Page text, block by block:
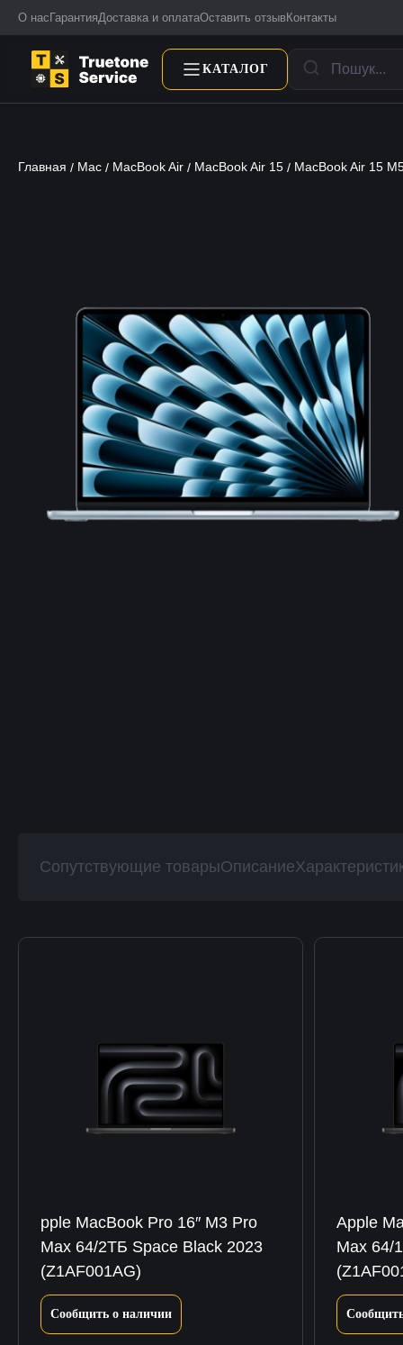
О нас ГарантияДоставка и оплатаОставить отзыв Контакты
КАТАЛОГ
Главная / Mac / MacBook Air / MacBook Air 15 / MacBook Air 15
Сопутствующие товарыОписание
pple MacBook Pro 16″ M3 Pro
Max 64/2ТБ Space Black 2023
(Z1AF001AG)
Сообщить о наличии
Apple
Max 64/